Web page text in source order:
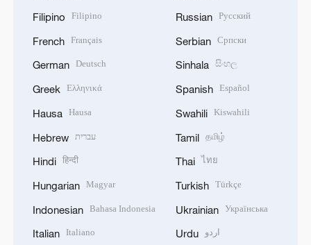
Filipino Filipino
French Français
German Deutsch
Greek Ελληνικά
Hausa Hausa
Hebrew עברית
Hindi हिन्दी
Hungarian Magyar
Indonesian Bahasa Indonesia
Italian Italiano
Russian Русский
Serbian Српски
Sinhala සිංහල
Spanish Español
Swahili Kiswahili
Tamil தமிழ்
Thai ไทย
Turkish Türkçe
Ukrainian Українська
Urdu اردو